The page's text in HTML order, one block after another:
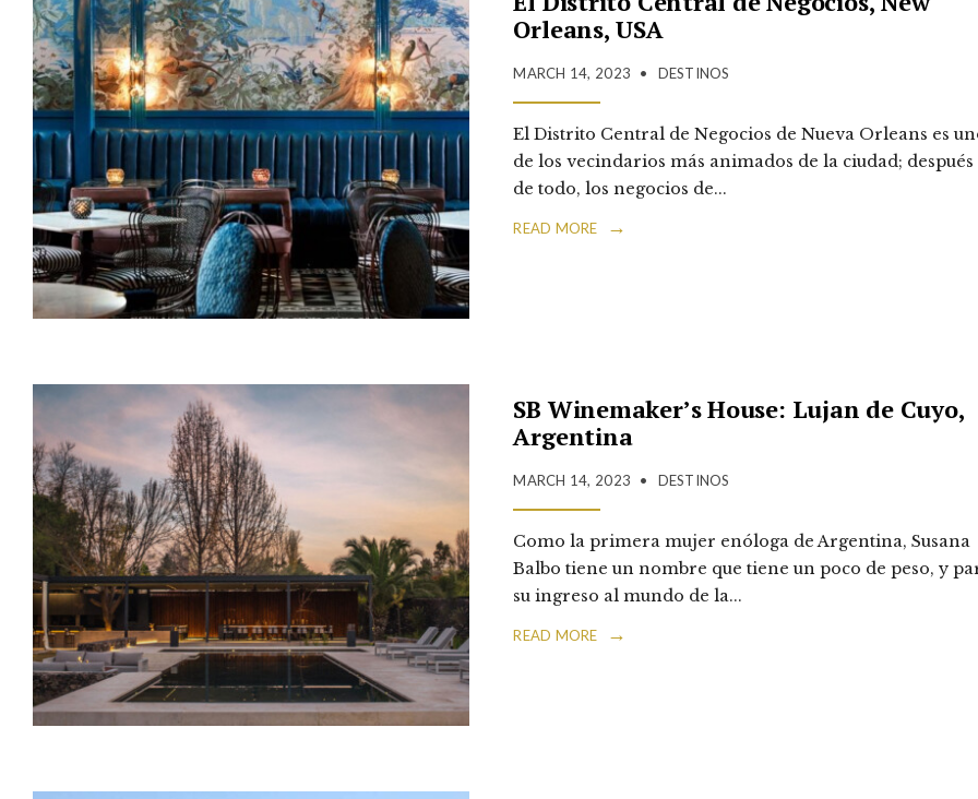
Orleans, USA
MARCH 14, 2023 • DESTINOS
El Distrito Central de Negocios de Nueva Orleans es
de los vecindarios más animados de la ciudad; después
de todo, los negocios de...
READ MORE →
SB Winemaker’s House: Lujan de Cuyo,
Argentina
MARCH 14, 2023 • DESTINOS
Como la primera mujer enóloga de Argentina, Susana
Balbo tiene un nombre que tiene un poco de peso, y
su ingreso al mundo de la...
READ MORE →